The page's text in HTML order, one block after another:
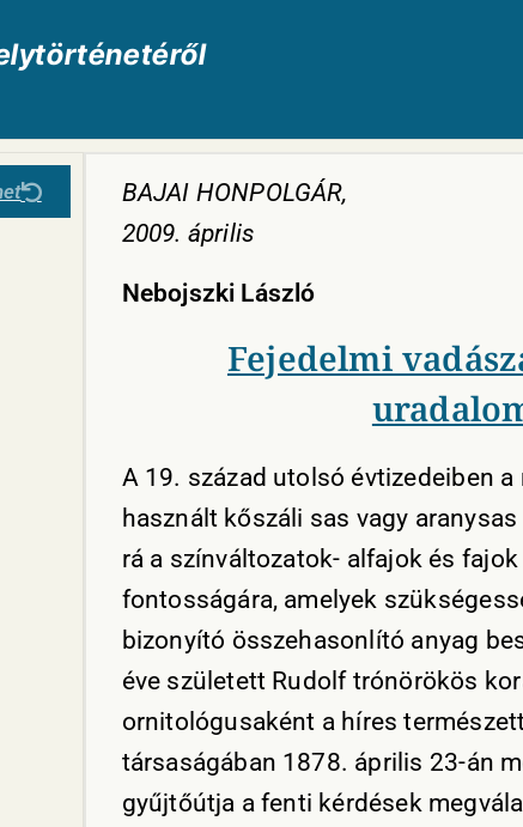
BAJAI HONPOLGÁR,
2009. április
Nebojszki László
Fejedelmi
A 19. század utolsó évtizedeiben
használt kőszáli sas vagy
rá a színváltozatok- alfajok és
fontosságára, amelyek
bizonyító összehasonlító anyag
éve született Rudolf trónörökös
ornitológusaként a híres
társaságában 1878. április 23-án
gyűjtőútja a fenti kérdések